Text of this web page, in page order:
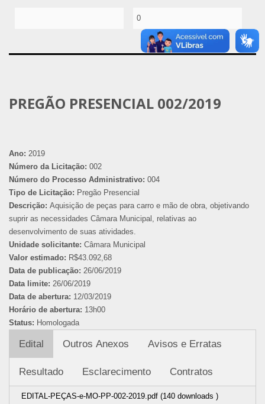
PREGÃO PRESENCIAL 002/2019
Ano: 2019
Número da Licitação: 002
Número do Processo Administrativo: 004
Tipo de Licitação: Pregão Presencial
Descrição: Aquisição de peças para carro e mão de obra, objetivando
suprir as necessidades Câmara Municipal, relativas ao
desenvolvimento de suas atividades.
Unidade solicitante: Câmara Municipal
Valor estimado: R$43.092,68
Data de publicação: 26/06/2019
Data limite: 26/06/2019
Data de abertura: 12/03/2019
Horário de abertura: 13h00
Status: Homologada
Edital Outros Anexos Avisos e Erratas
Resultado Esclarecimento Contratos
EDITAL-PEÇAS-e-MO-PP-002-2019.pdf (140 downloads )